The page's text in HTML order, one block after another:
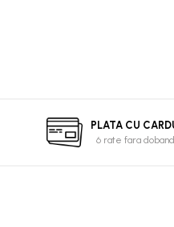
PLATA CU
6 rate fara